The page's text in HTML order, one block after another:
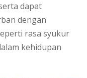
dapat
dengan
rasa syukur
kehidupan